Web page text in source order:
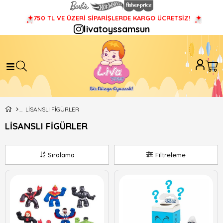
750 TL VE ÜZERİ SİPARİŞLERDE KARGO ÜCRETSİZ!
livatoyssamsun
LİSANSLI FİGÜRLER
LİSANSLI FİGÜRLER
Filtreleme
Sıralama